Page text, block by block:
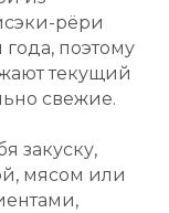
рёри
поэтому
текущий
свежие.
закуску,
мясом или